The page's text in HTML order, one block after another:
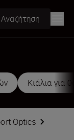
Αναζήτηση
Κιάλια για
Optics